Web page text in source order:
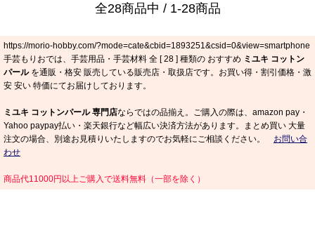
全28商品中 / 1-28商品
https://morio-hobby.com/?mode=cate&cbid=1893251&csid=0&view=smartphone
手芸もりおでは、手芸用品・手芸材料 全 [28 ] 種類の おすすめ ミユキ コットン
パールを通販・格安 販売している販売店・取扱店です。お買い得・割引価格・激
安 安い 特価にてお届けしております。
ミユキ コットンパール 専門店ならではの品揃え。ご購入の際は、amazon pay・
Yahoo paypay払い・楽天銀行など幅広い決済方法があります。まとめ買い 大量
注文の場合、別途お見積りいたしますのでお気軽にご相談ください。 お問い合
わせ
商品代11000円以上ご購入で送料無料（一部を除く）